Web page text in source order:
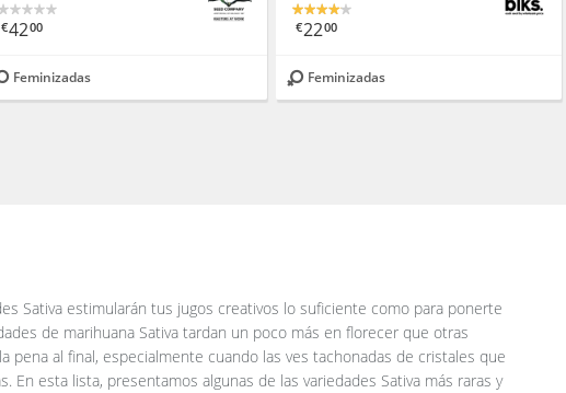
€4200
Feminizadas
€2200
Feminizadas